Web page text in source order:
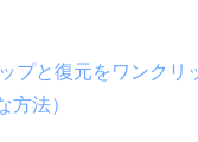
プと復元をワンクリ
法）